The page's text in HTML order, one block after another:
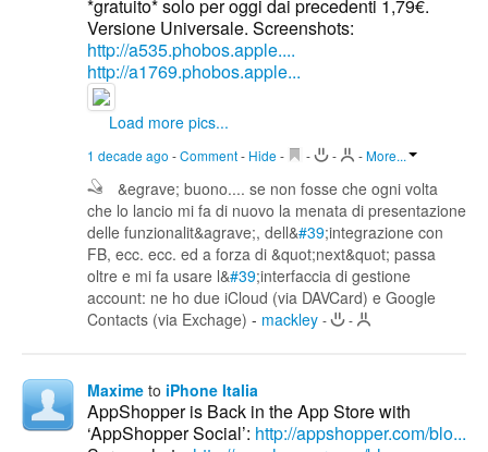
*gratuito* solo per oggi dai precedenti 1,79€.
Versione Universale. Screenshots:
http://a535.phobos.apple....
http://a1769.phobos.apple...
Load more pics...
1 decade ago -Comment- Hide - - - -More...
&egrave; buono.... se non fosse che ogni volta
che lo lancio mi fa di nuovo la menata di presentazione
delle funzionalit&agrave;, dell&#39;integrazione con
FB, ecc. ecc. ed a forza di &quot;next&quot; passa
oltre e mi fa usare l&#39;interfaccia di gestione
account: ne ho due iCloud (via DAVCard) e Google
Contacts (via Exchage) - mackley - -
Maxime to iPhone Italia
AppShopper is Back in the App Store with
‘AppShopper Social’: http://appshopper.com/blo...